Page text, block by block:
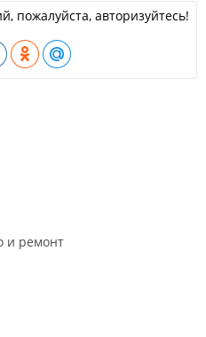
пожалуйста, авторизуйтесь!
и ремонт